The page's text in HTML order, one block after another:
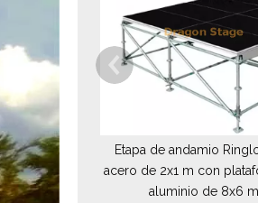
Precio de productos
Precio de iluminación de
Precio del sonido del
Precio de necesidades de
Precio del estuche de vuelo
Etapa de andamio
acero de 2x1 m con
aluminio de 8x6 m